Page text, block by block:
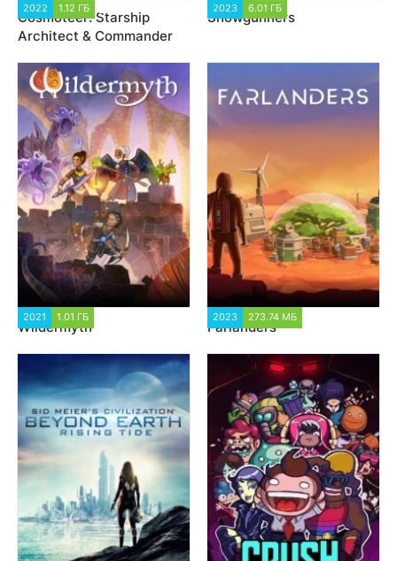
2022 1.12 ГБ
Cosmoteer: Starship
Architect & Commander
2023 6.01 ГБ
Showgunners
2021 1.01 ГБ
Wildermyth
2023 273.74 МБ
Farlanders